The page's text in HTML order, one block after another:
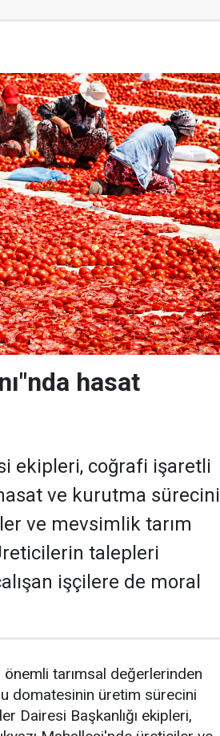
hasat
ekipleri, coğrafi işaretli
ve kurutma sürecini
ve mevsimlik tarım
talepleri
işçilere de moral
tarımsal değerlerinden
domatesinin üretim sürecini
Dairesi Başkanlığı ekipleri,